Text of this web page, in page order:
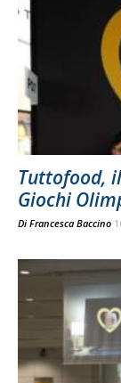
Tuttofood,
Giochi
Di Francesca Baccino